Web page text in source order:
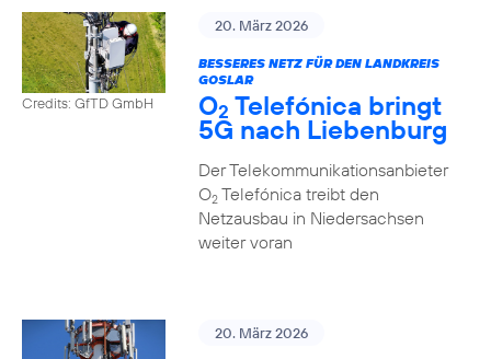
Credits: GfTD GmbH
20. März 2026
BESSERES NETZ FÜR DEN LANDKREIS
GOSLAR
O2 Telefónica bringt
5G nach Liebenburg
Der Telekommunikationsanbieter
O2Telefónica treibt den
Netzausbau in Niedersachsen
weiter voran
20. März 2026